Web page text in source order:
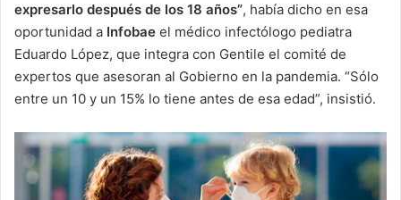
expresarlo después de los 18 años”, había dicho en esa
oportunidad a Infobae el médico infectólogo pediatra
Eduardo López, que integra con Gentile el comité de
expertos que asesoran al Gobierno en la pandemia. “Sólo
entre un 10 y un 15% lo tiene antes de esa edad”, insistió.